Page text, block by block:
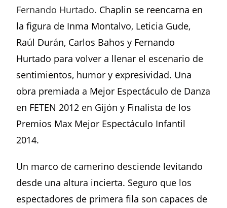
Fernando Hurtado. Chaplin se reencarna en
la figura de Inma Montalvo, Leticia Gude,
Raúl Durán, Carlos Bahos y Fernando
Hurtado para volver a llenar el escenario de
sentimientos, humor y expresividad. Una
obra premiada a Mejor Espectáculo de Danza
en FETEN 2012 en Gijón y Finalista de los
Premios Max Mejor Espectáculo Infantil
2014.
Un marco de camerino desciende levitando
desde una altura incierta. Seguro que los
espectadores de primera fila son capaces de